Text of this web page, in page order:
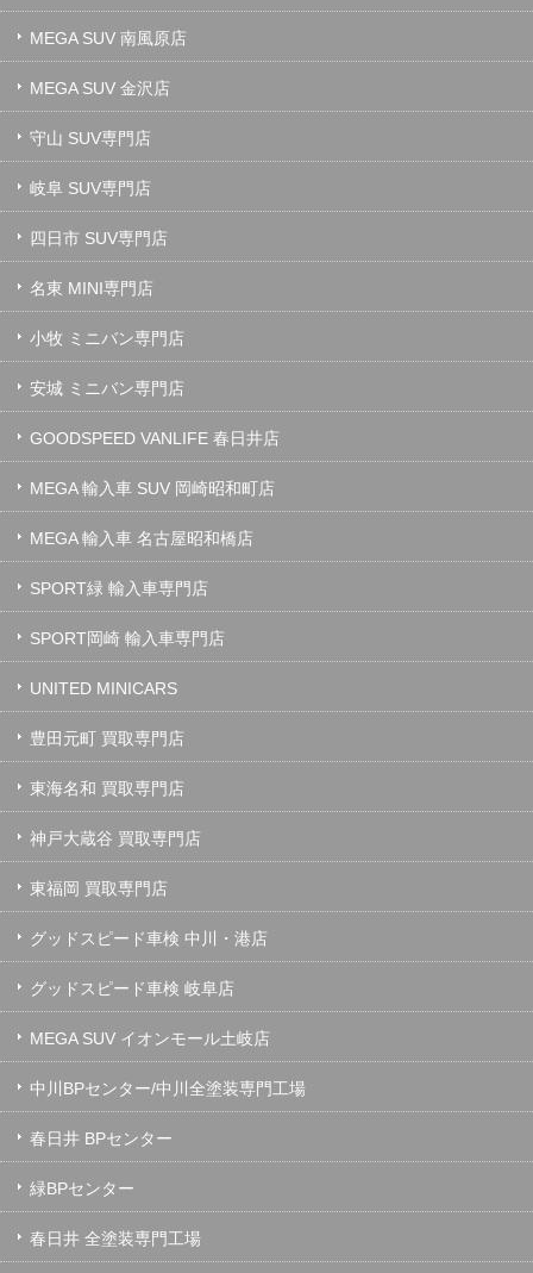
MEGA SUV 南風原店
MEGA SUV 金沢店
守山 SUV専門店
岐阜 SUV専門店
四日市 SUV専門店
名東 MINI専門店
小牧 ミニバン専門店
安城 ミニバン専門店
GOODSPEED VANLIFE 春日井店
MEGA 輸入車 SUV 岡崎昭和町店
MEGA 輸入車 名古屋昭和橋店
SPORT緑 輸入車専門店
SPORT岡崎 輸入車専門店
UNITED MINICARS
豊田元町 買取専門店
東海名和 買取専門店
神戸大蔵谷 買取専門店
東福岡 買取専門店
グッドスピード車検 中川・港店
グッドスピード車検 岐阜店
MEGA SUV イオンモール土岐店
中川BPセンター/中川全塗装専門工場
春日井 BPセンター
緑BPセンター
春日井 全塗装専門工場